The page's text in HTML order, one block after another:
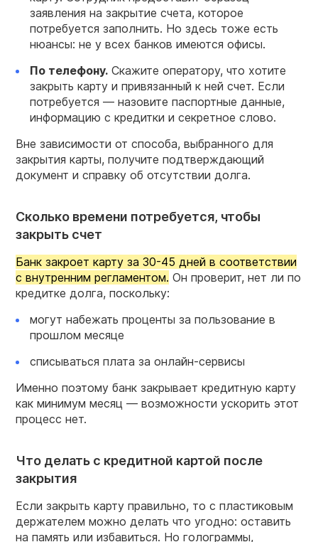
заявления на закрытие счета, которое
потребуется заполнить. Но здесь тоже есть
нюансы: не у всех банков имеются офисы.
По телефону. Скажите оператору, что хотите
закрыть карту и привязанный к ней счет. Если
потребуется — назовите паспортные данные,
информацию с кредитки и секретное слово.
Вне зависимости от способа, выбранного для
закрытия карты, получите подтверждающий
документ и справку об отсутствии долга.
Сколько времени потребуется, чтобы
закрыть счет
Банк закроет карту за 30-45 дней в соответствии
с внутренним регламентом. Он проверит, нет ли по
кредитке долга, поскольку:
могут набежать проценты за пользование в
прошлом месяце
списываться плата за онлайн-сервисы
Именно поэтому банк закрывает кредитную карту
как минимум месяц — возможности ускорить этот
процесс нет.
Что делать с кредитной картой после
закрытия
Если закрыть карту правильно, то с пластиковым
держателем можно делать что угодно: оставить
на память или избавиться. Но голограммы,